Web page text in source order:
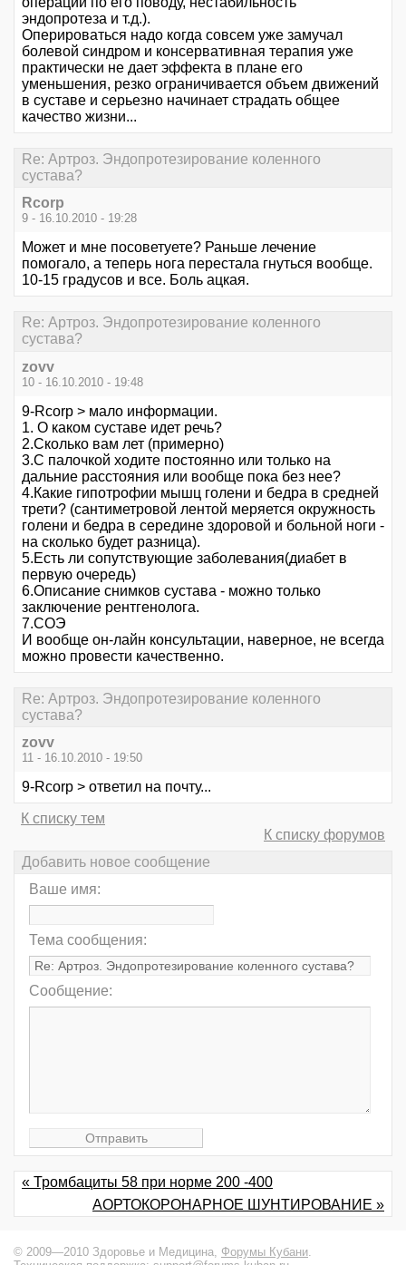
эндопротеза и т.д.).
Оперироваться надо когда совсем уже замучал
болевой синдром и консервативная терапия уже
практически не дает эффекта в плане его
уменьшения, резко ограничивается объем движений
в суставе и серьезно начинает страдать общее
качество жизни...
Re: Артроз. Эндопротезирование коленного
сустава?
Rcorp
9 - 16.10.2010 - 19:28
Может и мне посоветуете? Раньше лечение
помогало, а теперь нога перестала гнуться вообще.
10-15 градусов и все. Боль ацкая.
Re: Артроз. Эндопротезирование коленного
сустава?
zovv
10 - 16.10.2010 - 19:48
9-Rcorp > мало информации.
1. О каком суставе идет речь?
2.Сколько вам лет (примерно)
3.С палочкой ходите постоянно или только на
дальние расстояния или вообще пока без нее?
4.Какие гипотрофии мышц голени и бедра в средней
трети? (сантиметровой лентой меряется окружность
голени и бедра в середине здоровой и больной ноги -
на сколько будет разница).
5.Есть ли сопутствующие заболевания(диабет в
первую очередь)
6.Описание снимков сустава - можно только
заключение рентгенолога.
7.СОЭ
И вообще он-лайн консультации, наверное, не всегда
можно провести качественно.
Re: Артроз. Эндопротезирование коленного
сустава?
zovv
11 - 16.10.2010 - 19:50
9-Rcorp > ответил на почту...
К списку тем
К списку форумов
Добавить новое сообщение
Ваше имя:
Тема сообщения:
Сообщение:
« Трoмбациты 58 при норме 200 -400
АОРТОКОРОНАРНОЕ ШУНТИРОВАНИЕ »
© 2009—2010 Здоровье и Медицина, Форумы Кубани.